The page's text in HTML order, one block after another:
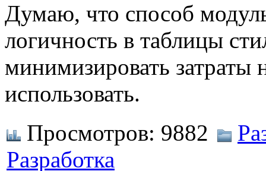
Думаю, что способ
логичность в таблицы
минимизировать затраты
использовать.
Просмотров: 9882
Разработка